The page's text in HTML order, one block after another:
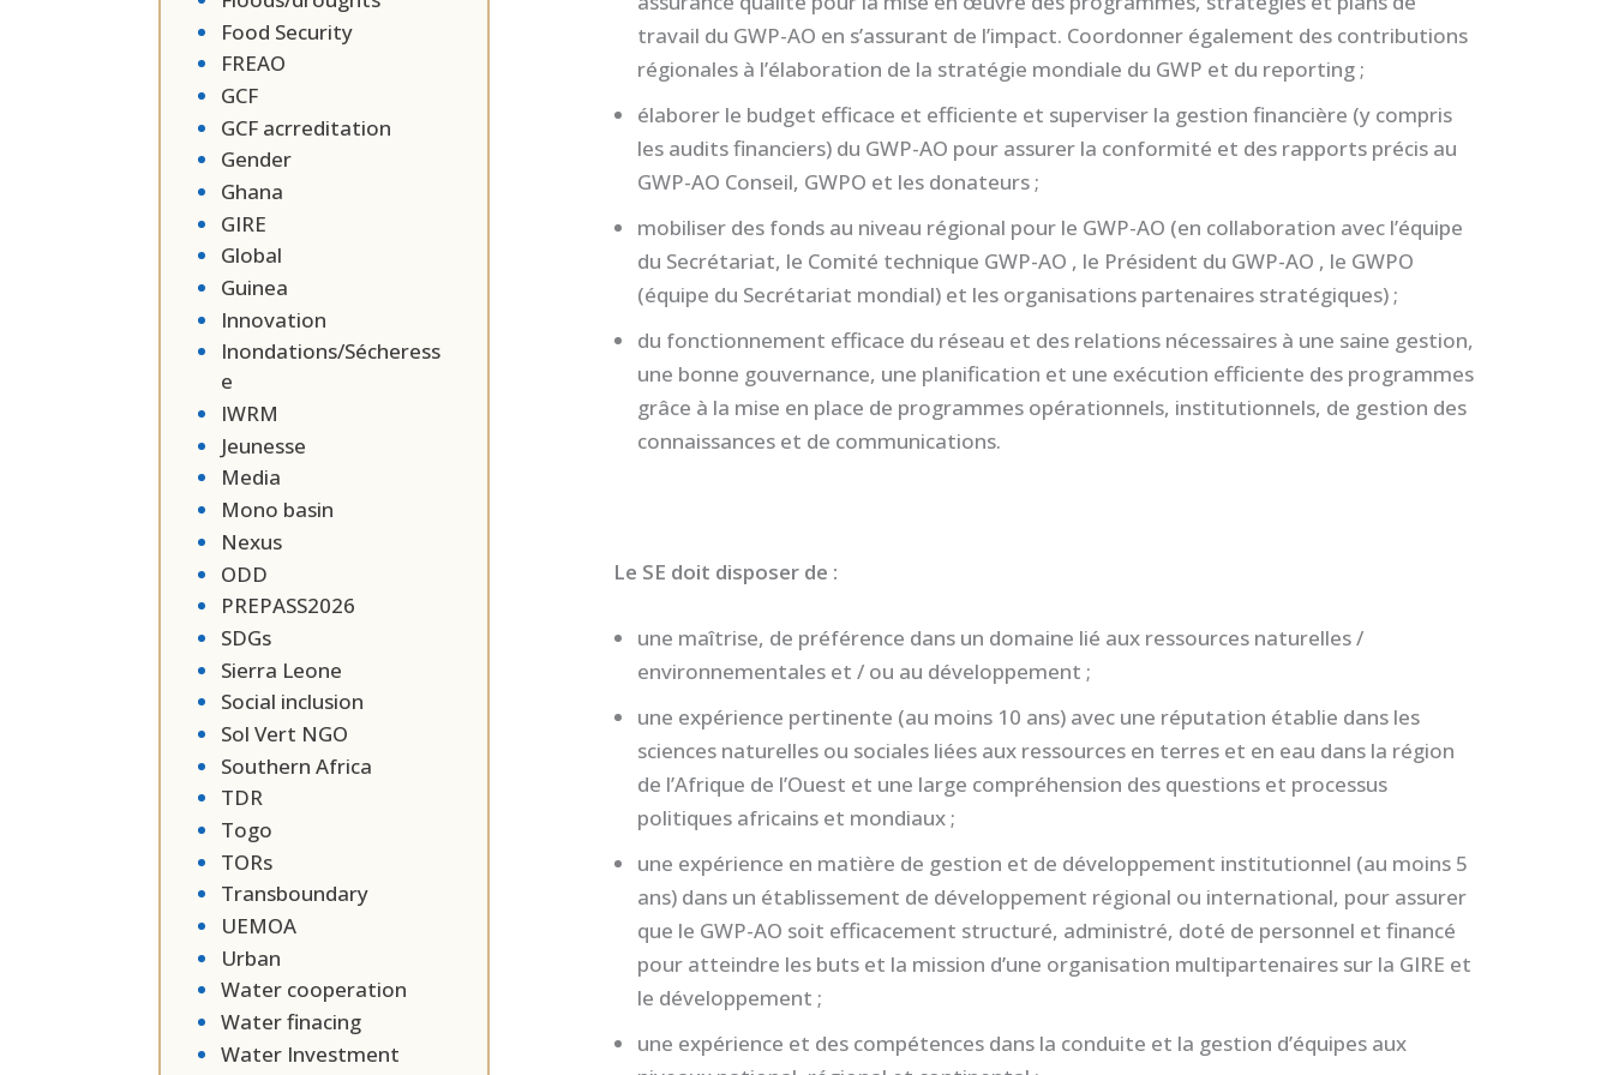
Food Security
FREAO
GCF
GCF acrreditation
Gender
Ghana
GIRE
Global
Guinea
Innovation
Inondations/Sécheress
e
IWRM
Jeunesse
Media
Mono basin
Nexus
ODD
PREPASS2026
SDGs
Sierra Leone
Social inclusion
Sol Vert NGO
Southern Africa
TDR
Togo
TORs
Transboundary
UEMOA
Urban
Water cooperation
Water finacing
Water Investment
travail du GWP-AO en s’assurant de l’impact. Coordonner également des contributions
régionales à l’élaboration de la stratégie mondiale du GWP et du reporting ;
élaborer le budget efficace et efficiente et superviser la gestion financière (y compris
les audits financiers) du GWP-AO pour assurer la conformité et des rapports précis au
GWP-AO Conseil, GWPO et les donateurs ;
mobiliser des fonds au niveau régional pour le GWP-AO (en collaboration avec l’équipe
du Secrétariat, le Comité technique GWP-AO , le Président du GWP-AO , le GWPO
(équipe du Secrétariat mondial) et les organisations partenaires stratégiques) ;
du fonctionnement efficace du réseau et des relations nécessaires à une saine gestion,
une bonne gouvernance, une planification et une exécution efficiente des programmes
grâce à la mise en place de programmes opérationnels, institutionnels, de gestion des
connaissances et de communications.
Le SE doit disposer de :
une maîtrise, de préférence dans un domaine lié aux ressources naturelles /
environnementales et / ou au développement ;
une expérience pertinente (au moins 10 ans) avec une réputation établie dans les
sciences naturelles ou sociales liées aux ressources en terres et en eau dans la région
de l’Afrique de l’Ouest et une large compréhension des questions et processus
politiques africains et mondiaux ;
une expérience en matière de gestion et de développement institutionnel (au moins 5
ans) dans un établissement de développement régional ou international, pour assurer
que le GWP-AO soit efficacement structuré, administré, doté de personnel et financé
pour atteindre les buts et la mission d’une organisation multipartenaires sur la GIRE et
le développement ;
une expérience et des compétences dans la conduite et la gestion d’équipes aux